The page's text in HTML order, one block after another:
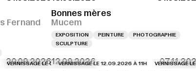
Fernand
Bonnes mères
Mucem
EXPOSITION PEINTURE
PHOTOGRAPHIE
SCULPTURE
20.09.2026LE 09.09.2026 À 18H VERNISSAGE LE 09.09.2026 À 18H
12.09.2026
VERNISSAGE LE 12.09.2026 À 11H VERNISSAGE LE